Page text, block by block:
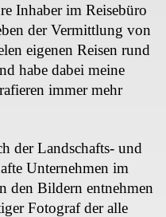
Inhaber im Reisebüro
der Vermittlung von
eigenen Reisen rund
habe dabei meine
immer mehr
der Landschafts- und
Unternehmen im
den Bildern entnehmen
Fotograf der alle